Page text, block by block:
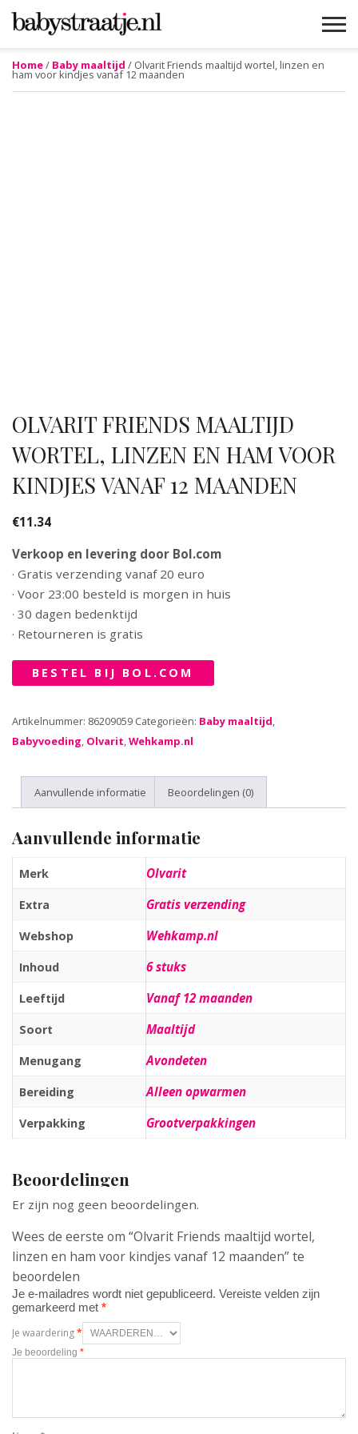
MAMABLOGS
MAMAVLOGS
ZWANGER
BABY
LIFESTYLE
MUSTHAVES
CELEBS
ADVIES
WEBSHOPS
GRATIS
WIN
KORTINGEN
Home/ Baby maaltijd / Olvarit Friends maaltijd wortel, linzen en
ham voor kindjes vanaf 12 maanden
OLVARIT FRIENDS MAALTIJD
WORTEL, LINZEN EN HAM VOOR
KINDJES VANAF 12 MAANDEN
€11.34
Verkoop en levering door Bol.com
· Gratis verzending vanaf 20 euro
· Voor 23:00 besteld is morgen in huis
· 30 dagen bedenktijd
· Retourneren is gratis
BESTEL BIJ BOL.COM
Artikelnummer: 86209059 Categorieën: Baby maaltijd,
Babyvoeding, Olvarit,Wehkamp.nl
Aanvullende informatie Beoordelingen (0)
Aanvullende informatie
Merk Olvarit
Extra Gratis verzending
Webshop Wehkamp.nl
Inhoud 6 stuks
Leeftijd Vanaf 12 maanden
Soort Maaltijd
Menugang Avondeten
Bereiding Alleen opwarmen
Verpakking Grootverpakkingen
Beoordelingen
Er zijn nog geen beoordelingen.
Wees de eerste om “Olvarit Friends maaltijd wortel,
linzen en ham voor kindjes vanaf 12 maanden” te
beoordelen
Je e-mailadres wordt niet gepubliceerd. Vereiste velden zijn
gemarkeerd met *
Je waardering*
Je beoordeling *